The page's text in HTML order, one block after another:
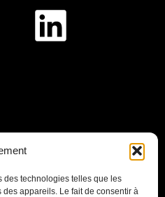
des technologies telles que les
appareils. Le fait de consentir à